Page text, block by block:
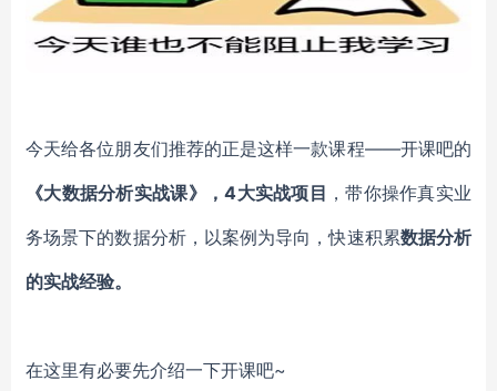
今天给各位朋友们推荐的正是这样一款课程——开课吧的
《大数据分析实战课》，4大实战项目 ，带你操作真实业
务场景下的数据分析，以案例为导向，快速积累数据分析
的实战经验。
在这里有必要先介绍一下开课吧~